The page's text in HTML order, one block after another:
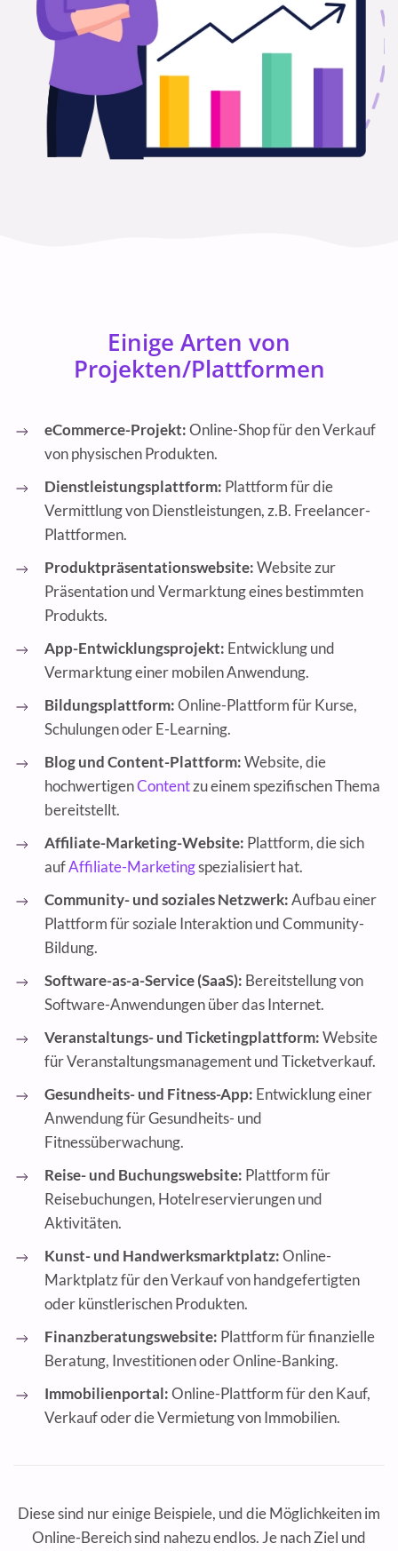
Einige Arten von
Projekten/Plattformen
eCommerce-Projekt:Online-Shop für den Verkauf
von physischen Produkten.
Dienstleistungsplattform: Plattform für die
Vermittlung von Dienstleistungen, z.B. Freelancer-
Plattformen.
Produktpräsentationswebsite:Website zur
Präsentation und Vermarktung eines bestimmten
Produkts.
App-Entwicklungsprojekt: Entwicklung und
Vermarktung einer mobilen Anwendung.
Bildungsplattform:Online-Plattform für Kurse,
Schulungen oder E-Learning.
Blog und Content-Plattform:Website, die
hochwertigenContentzu einem spezifischen Thema
bereitstellt.
Affiliate-Marketing-Website: Plattform, die sich
aufAffiliate-Marketingspezialisiert hat.
Community- und soziales Netzwerk:Aufbau einer
Plattform für soziale Interaktion und Community-
Bildung.
Software-as-a-Service (SaaS): Bereitstellung von
Software-Anwendungen über das Internet.
Veranstaltungs- und Ticketingplattform:Website
für Veranstaltungsmanagement und Ticketverkauf.
Gesundheits- und Fitness-App: Entwicklung einer
Anwendung für Gesundheits- und
Fitnessüberwachung.
Reise- und Buchungswebsite: Plattform für
Reisebuchungen, Hotelreservierungen und
Aktivitäten.
Kunst- und Handwerksmarktplatz:Online-
Marktplatz für den Verkauf von handgefertigten
oder künstlerischen Produkten.
Finanzberatungswebsite: Plattform für finanzielle
Beratung, Investitionen oder Online-Banking.
Immobilienportal:Online-Plattform für den Kauf,
Verkauf oder die Vermietung von Immobilien.
Diese sind nur einige Beispiele, und die Möglichkeiten im
Online-Bereich sind nahezu endlos. Je nach Ziel und